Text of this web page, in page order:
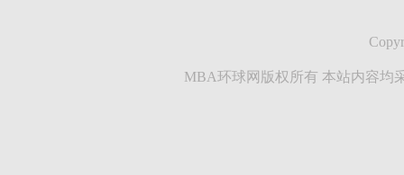
MBA环球网版权所有 本站内容均